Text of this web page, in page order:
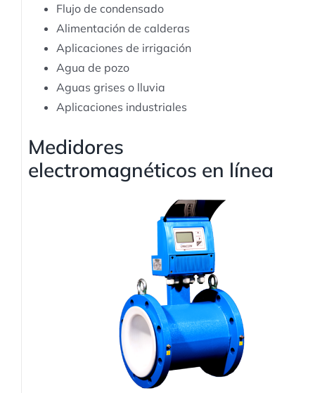
Flujo de condensado
Alimentación de calderas
Aplicaciones de irrigación
Agua de pozo
Aguas grises o lluvia
Aplicaciones industriales
Medidores
electromagnéticos en línea